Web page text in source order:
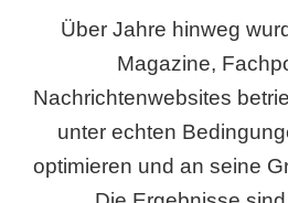
Über Jahre hinweg
Magazine,
Nachrichtenwebsites
unter echten
optimieren und an seine